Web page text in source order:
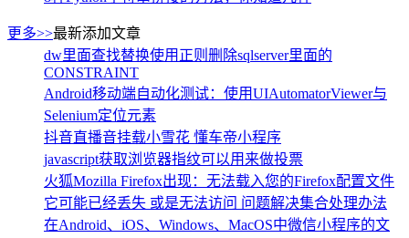
更多>>最新添加文章
dw里面查找替换使用正则删除sqlserver里面的
CONSTRAINT
Android移动端自动化测试：使用UIAutomatorViewer与
Selenium定位元素
抖音直播音挂载小雪花 懂车帝小程序
javascript获取浏览器指纹可以用来做投票
火狐Mozilla Firefox出现：无法载入您的Firefox配置文件
它可能已经丢失 或是无法访问 问题解决集合处理办法
在Android、iOS、Windows、MacOS中微信小程序的文